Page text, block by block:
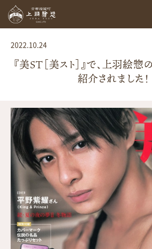
HOME
オンラインショップ
胡粉ネイル
絵具
胡粉コスメ
京花舞
胡粉石鹸
瑞々
爪美容液
お知らせ
最新情報
メディア掲載
読み物
ねいる図案帖
日本画作品帖
白狐通信
上羽絵惣について
会社概要
想い
歴史
取扱店舗
お問い合わせ
カタログ請求
個人情報保護
サイト規約
2022.10.24
『美ST［美スト］』で、上羽絵
紹介されました！